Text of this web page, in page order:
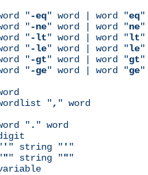
"-eq" word | word "eq"
"
-ne" word | word "ne"
"
-lt" word | word "lt"
"
-le" word | word "le"
"
-gt" word | word "gt"
"
-ge" word | word "ge"
"
, " word
" . " word
' " string " ' "
"" string """